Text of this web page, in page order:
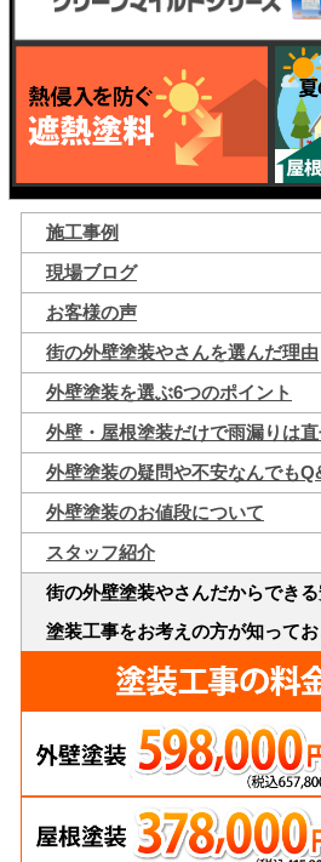
施工事例
現場ブログ
お客様の声
街の外壁塗装やさんを選んだ理由
外壁塗装を選ぶ6つのポイント
外壁・屋根塗装だけで雨漏りは
外壁塗装の疑問や不安なんでも
外壁塗装のお値段について
スタッフ紹介
街の外壁塗装やさんだからでき
塗装工事をお考えの方が知って